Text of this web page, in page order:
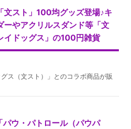
文スト」100均グッズ登場♪キ
ーやアクリルスダンド等「文
イドッグス」の100円雑貨
ス（文スト）」とのコラボ商品が販
ウ・パトロール（パウパ